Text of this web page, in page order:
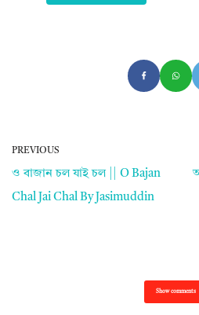
PREVIOUS
ও বাজান চল যাই চল || O Bajan
Chal Jai Chal By Jasimuddin
Show comments